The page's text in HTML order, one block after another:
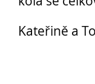
Kateřině a